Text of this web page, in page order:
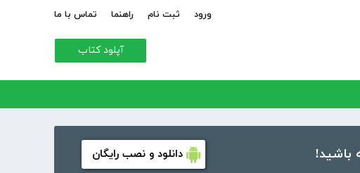
ورود ثبت نام راهنما تماس با ما
آپلود کتاب
دانلود و نصب رایگان